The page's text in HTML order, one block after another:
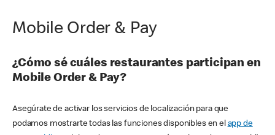
Mobile Order & Pay
¿Cómo sé cuáles restaurantes participan en
Mobile Order & Pay?
Asegúrate de activar los servicios de localización para que
podamos mostrarte todas las funciones disponibles en el app de